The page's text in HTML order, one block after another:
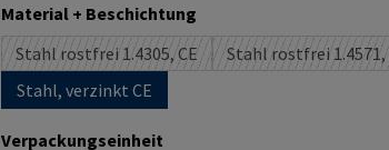
Material + Beschichtungauswählen
Stahl rostfrei 1.4305, CE
(Diese Option ist zurzeit nicht verfügbar.)
Stahl rostfrei 1.4571,
(Diese
Stahl, verzinkt CE
Verpackungseinheitauswählen